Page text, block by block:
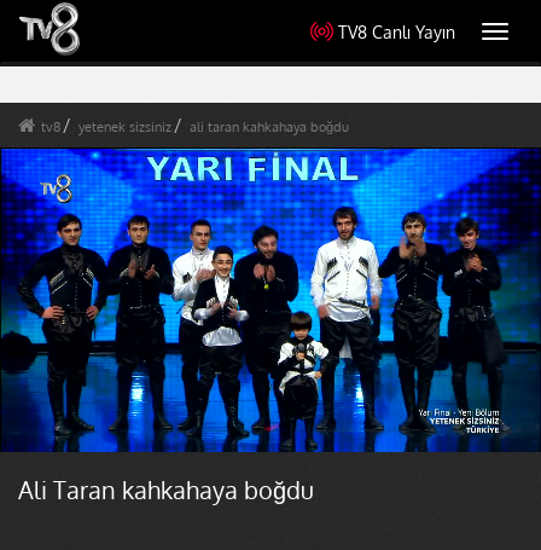
TV8 Canlı Yayın
tv8 yetenek sizsiniz ali taran kahkahaya boğdu
Ali Taran kahkahaya boğdu